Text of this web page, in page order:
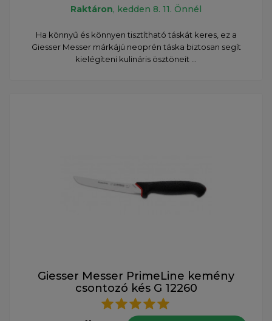
Raktáron, kedden 8. 11. Önnél
Ha könnyű és könnyen tisztítható táskát keres, ez a
Giesser Messer márkájú neoprén táska biztosan segít
kielégíteni kulináris ösztöneit ...
Giesser Messer PrimeLine kemény
csontozó kés G 12260